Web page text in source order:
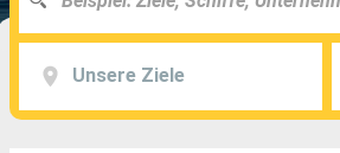
Unsere Ziele